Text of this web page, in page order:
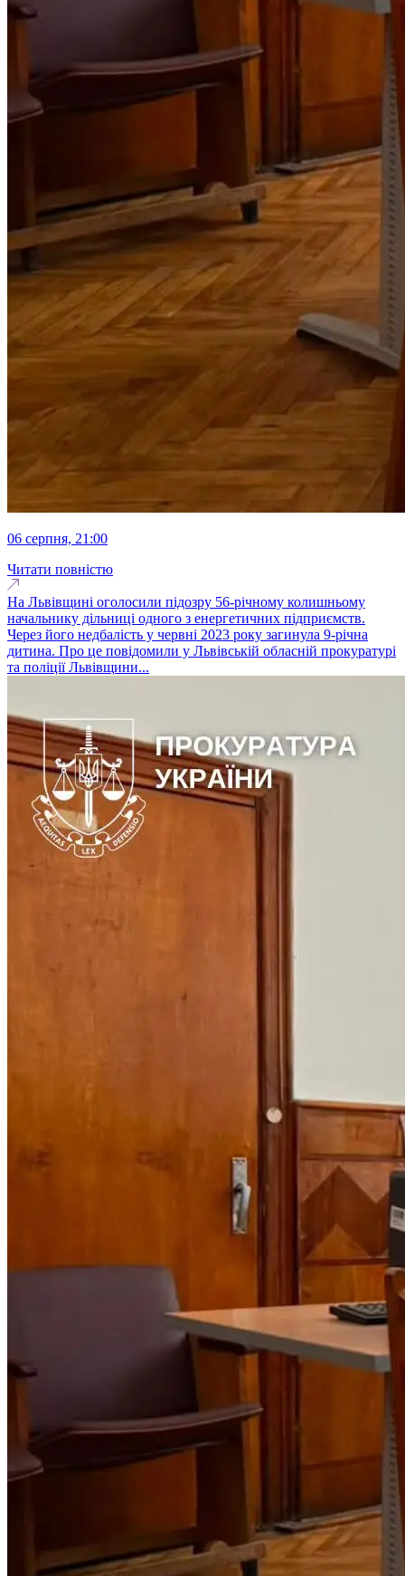
06 серпня, 21:00
Читати повністю
На Львівщині оголосили підозру 56-річному колишньому
начальнику дільниці одного з енергетичних підприємств.
Через його недбалість у червні 2023 року загинула 9-річна
дитина. Про це повідомили у Львівській обласній прокуратурі
та поліції Львівщини...